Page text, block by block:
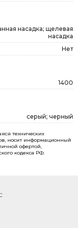
насадка; щелевая
насадка
Нет
1400
серый; черный
технических
носит информационный
офертой,
кодекса РФ.